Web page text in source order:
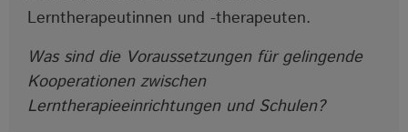
Lerntherapeutinnen und -therapeuten.
Was sind die Voraussetzungen für gelingende
Kooperationen zwischen
Lerntherapieeinrichtungen und Schulen?